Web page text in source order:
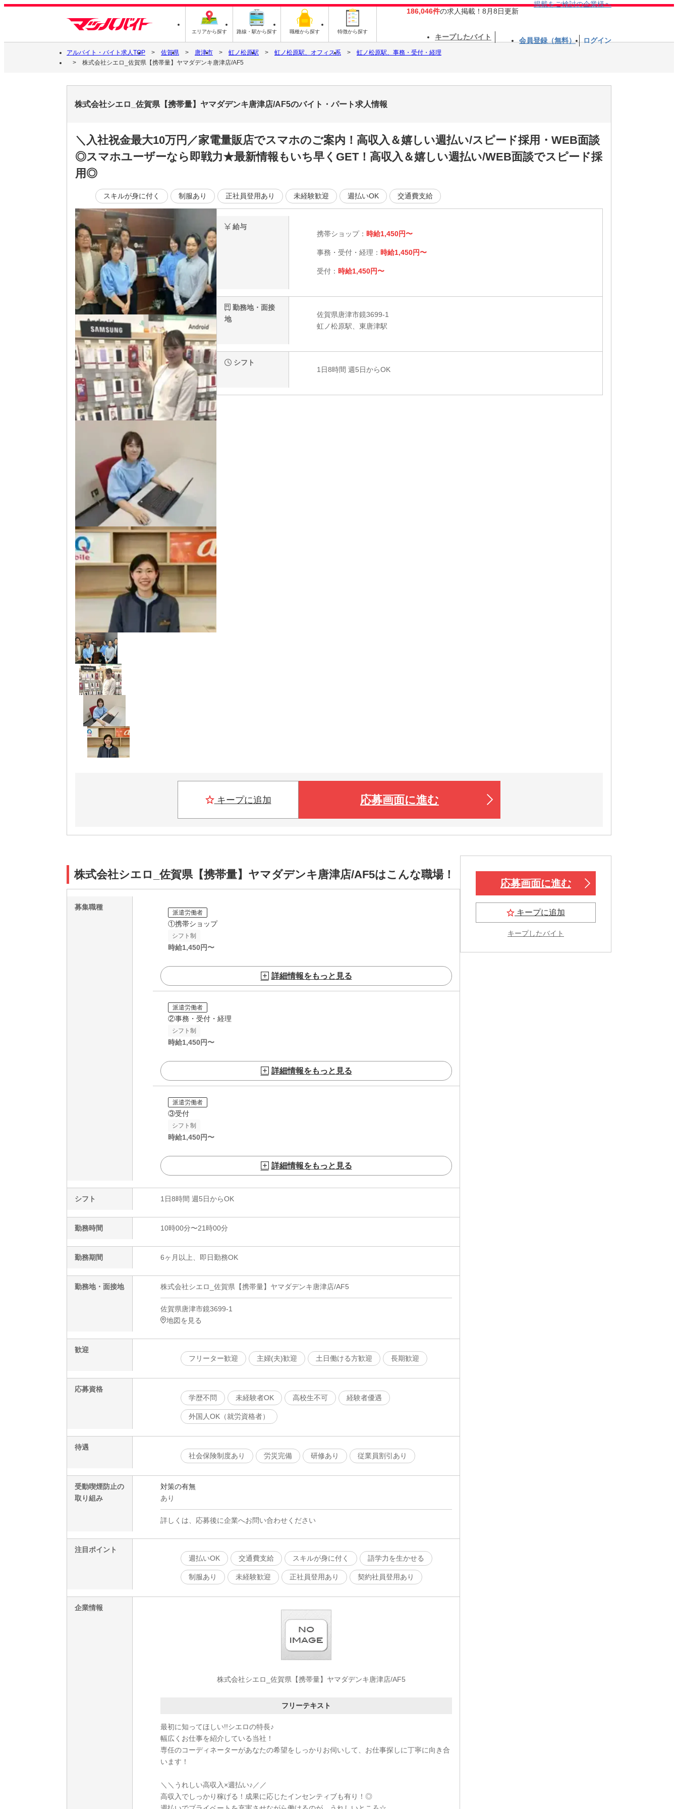
エリアから探す 路線・駅から探す 職種から探す 特徴から探す
186,046件の求人掲載！8月8日更新
掲載をご検討の企業様へ
キープしたバイト 会員登録（無料） ログイン
アルバイト・バイト求人TOP 佐賀県 唐津市 虹ノ松原駅 虹ノ松原駅、オフィス系
虹ノ松原駅、事務・受付・経理
株式会社シエロ_佐賀県【携帯量】ヤマダデンキ唐津店/AF5
株式会社シエロ_佐賀県【携帯量】ヤマダデンキ唐津店/AF5のバイト・パート求人情報
＼入社祝金最大10万円／家電量販店でスマホのご案内！高収入＆嬉しい週払い/スピード採用・WEB面談
◎スマホユーザーなら即戦力★最新情報もいち早くGET！高収入＆嬉しい週払い/WEB面談でスピード採
用◎
スキルが身に付く 制服あり 正社員登用あり 未経験歓迎 週払いOK 交通費支給
給与
携帯ショップ： 時給1,450円〜
事務・受付・経理： 時給1,450円〜
受付： 時給1,450円〜
勤務地・面接
地
佐賀県唐津市鏡3699-1
虹ノ松原駅、東唐津駅
シフト
1日8時間 週5日からOK
キープに追加 応募画面に進む
株式会社シエロ_佐賀県【携帯量】ヤマダデンキ唐津店/AF5はこんな職場！
募集職種
派遣労働者
①携帯ショップ
シフト制
時給1,450円〜
詳細情報をもっと見る
派遣労働者
②事務・受付・経理
シフト制
時給1,450円〜
詳細情報をもっと見る
派遣労働者
③受付
シフト制
時給1,450円〜
詳細情報をもっと見る
シフト 1日8時間 週5日からOK
勤務時間 10時00分〜21時00分
勤務期間 6ヶ月以上、即日勤務OK
勤務地・面接地 株式会社シエロ_佐賀県【携帯量】ヤマダデンキ唐津店/AF5
佐賀県唐津市鏡3699-1
地図を見る
歓迎
フリーター歓迎
主婦(夫)歓迎 土日働ける方歓迎 長期歓迎
応募資格
学歴不問
未経験者OK 高校生不可 経験者優遇
外国人OK（就労資格者）
待遇
社会保険制度あり
労災完備 研修あり 従業員割引あり
受動喫煙防止の
取り組み
対策の有無
あり
詳しくは、応募後に企業へお問い合わせください
注目ポイント
週払いOK
交通費支給 スキルが身に付く 語学力を生かせる
制服あり 未経験歓迎 正社員登用あり 契約社員登用あり
企業情報
株式会社シエロ_佐賀県【携帯量】ヤマダデンキ唐津店/AF5
フリーテキスト
最初に知ってほしい!!シエロの特長♪
幅広くお仕事を紹介している当社！
専任のコーディネーターがあなたの希望をしっかりお伺いして、お仕事探しに丁寧に向き合
います！
＼＼うれしい高収入×週払い♪／／
高収入でしっかり稼げる！成果に応じたインセンティブも有り！◎
応募画面に進む
キープに追加
キープしたバイト